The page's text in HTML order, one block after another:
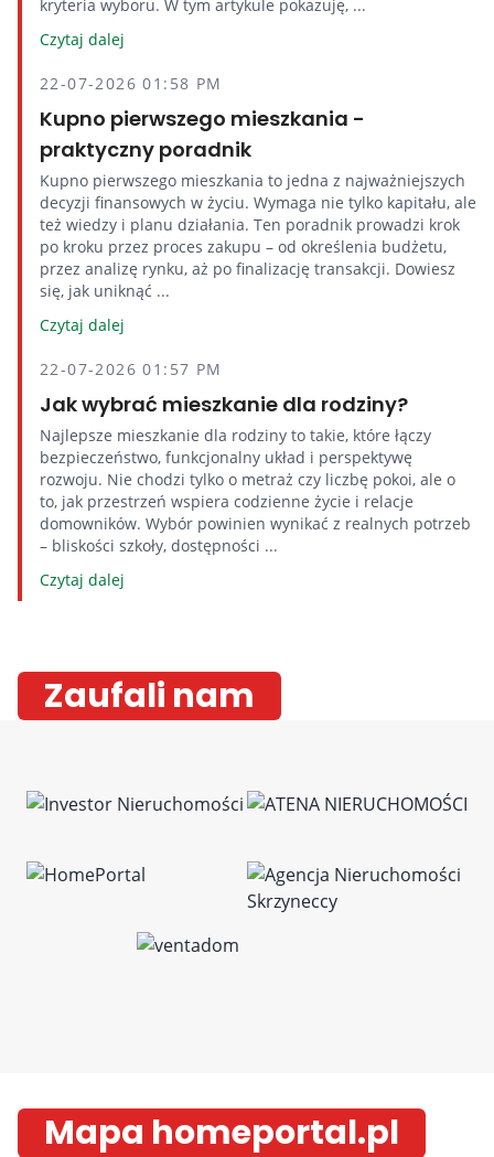
kryteria wyboru. W tym artykule pokazuję, ...
Czytaj dalej
22-07-2026 01:58 PM
Kupno pierwszego mieszkania -
praktyczny poradnik
Kupno pierwszego mieszkania to jedna z najważniejszych
decyzji finansowych w życiu. Wymaga nie tylko kapitału, ale
też wiedzy i planu działania. Ten poradnik prowadzi krok
po kroku przez proces zakupu – od określenia budżetu,
przez analizę rynku, aż po finalizację transakcji. Dowiesz
się, jak uniknąć ...
Czytaj dalej
22-07-2026 01:57 PM
Jak wybrać mieszkanie dla rodziny?
Najlepsze mieszkanie dla rodziny to takie, które łączy
bezpieczeństwo, funkcjonalny układ i perspektywę
rozwoju. Nie chodzi tylko o metraż czy liczbę pokoi, ale o
to, jak przestrzeń wspiera codzienne życie i relacje
domowników. Wybór powinien wynikać z realnych potrzeb
– bliskości szkoły, dostępności ...
Czytaj dalej
Zaufali nam
Mapa homeportal.pl